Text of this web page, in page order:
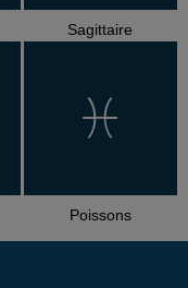
Sagittaire
Poissons